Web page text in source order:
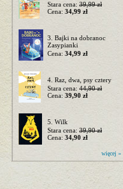
Stara cena: 39,99 zł
Cena: 34,99 zł
3. Bajki na dobranoc
Zasypianki
Cena: 34,99 zł
4. Raz, dwa, psy cztery
Stara cena: 44,90 zł
Cena: 39,90 zł
5. Wilk
Stara cena: 39,90 zł
Cena: 34,90 zł
więcej »